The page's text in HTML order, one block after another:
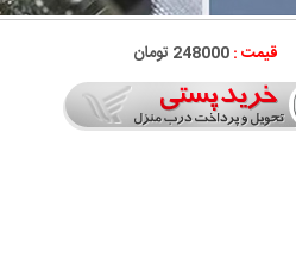
قیمت :248000 تومان